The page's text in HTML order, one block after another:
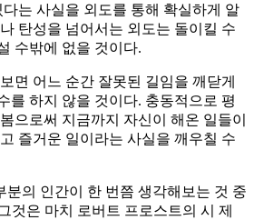
는 사실을 외도를 통해 확실하게 알
탄성을 넘어서는 외도는 돌이킬 수
수밖에 없을 것이다.
면 어느 순간 잘못된 길임을 깨닫게
를 하지 않을 것이다. 충동적으로 평
으로써 지금까지 자신이 해온 일들이
즐거운 일이라는 사실을 깨우칠 수
분의 인간이 한 번쯤 생각해보는 것 중
것은 마치 로버트 프로스트의 시 제